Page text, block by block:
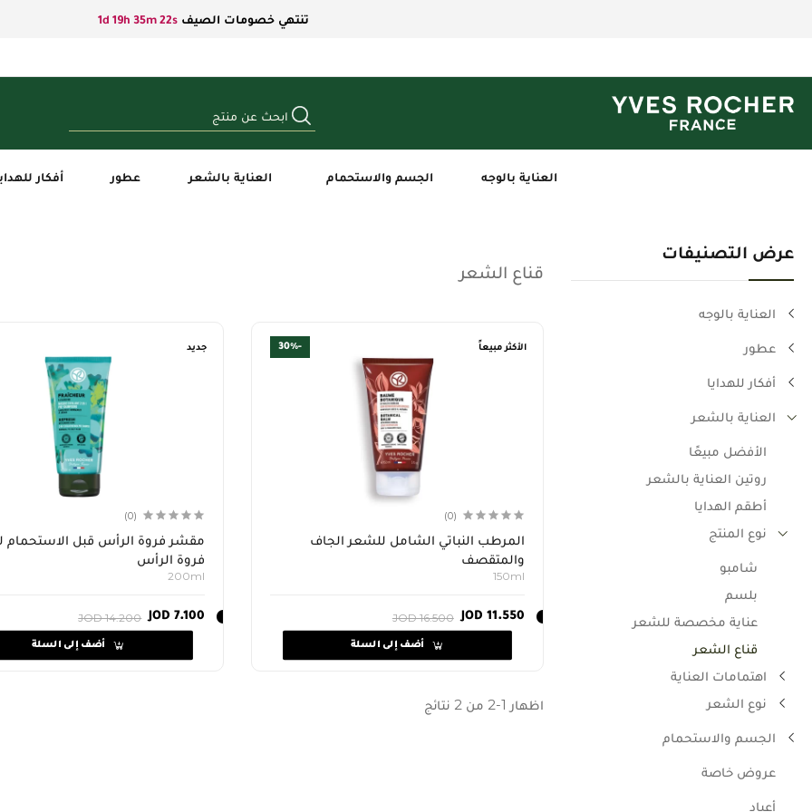
تنتهي خصومات الصيف1d 19h 35m 21s
العناية بالوجه الجسم والاستحمام العناية بالشعر عطور أفكار
عرض التصنيفات
العناية بالوجه
عطور
أفكار للهدايا
العناية بالشعر
الأفضل مبيعًا
روتين العناية بالشعر
أطقم الهدايا
نوع المنتج
شامبو
بلسم
عناية مخصصة للشعر
قناع الشعر
اهتمامات العناية
نوع الشعر
الجسم والاستحمام
عروض خاصة
أعياد
قناع الشعر
-30% الأكثر مبيعاً
(0)
المرطب النباتي الشامل للشعر الجاف
والمتقصف
150ml
JOD 11.550
JOD 16.500
جديد
(0)
مقشر فروة الرأس قبل الاستحمام
فروة الرأس
200ml
JOD 7.100
JOD 14.200
اظهار 1-2 من 2 نتائج